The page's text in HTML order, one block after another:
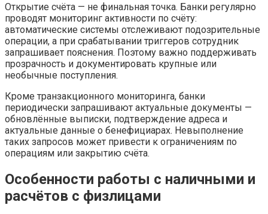
Открытие счёта — не финальная точка. Банки регулярно
проводят мониторинг активности по счёту:
автоматические системы отслеживают подозрительные
операции, а при срабатывании триггеров сотрудник
запрашивает пояснения. Поэтому важно поддерживать
прозрачность и документировать крупные или
необычные поступления.
Кроме транзакционного мониторинга, банки
периодически запрашивают актуальные документы —
обновлённые выписки, подтверждение адреса и
актуальные данные о бенефициарах. Невыполнение
таких запросов может привести к ограничениям по
операциям или закрытию счёта.
Особенности работы с наличными и
расчётов с физлицами